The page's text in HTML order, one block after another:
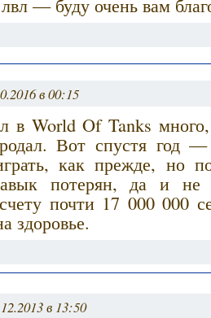
в 00:15
в World Of Tanks
Вот спустя год —
как прежде, но
потерян, да и не
почти 17 000 000
здоровье.
в 13:50